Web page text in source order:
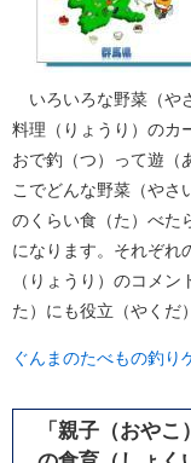
いろいろな野菜（や
料理（りょうり）のカ
おで釣（つ）って遊（
こでどんな野菜（やさ
のくらい食（た）べた
になります。それぞれ
（りょうり）のコメ
た）にも役立（やくだ
ぐんまのたべもの釣り
「親子（おや